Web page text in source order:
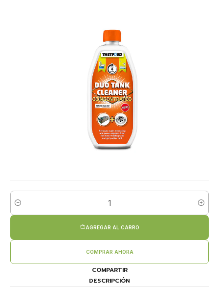
Cantidad
AGREGAR AL CARRO
COMPRAR AHORA
COMPARTIR
DESCRIPCIÓN